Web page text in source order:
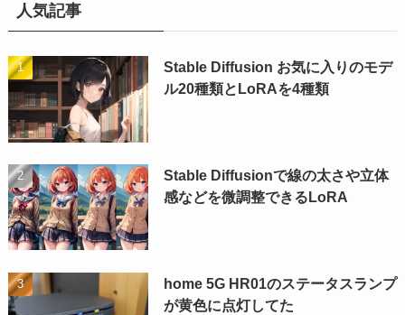
人気記事
Stable Diffusion お気に入りのモデ
ル20種類とLoRAを4種類
Stable Diffusionで線の太さや立体
感などを微調整できるLoRA
home 5G HR01のステータスランプ
が黄色に点灯してた